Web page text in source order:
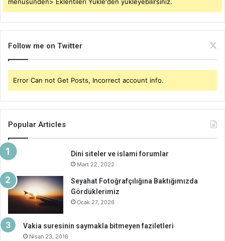
Follow me on Twitter
Error Can not Get Posts, Incorrect account info.
Popular Articles
Dini siteler ve islami forumlar
Mart 22, 2022
Seyahat Fotoğrafçılığına Baktığımızda
Gördüklerimiz
Ocak 27, 2026
Vakia suresinin saymakla bitmeyen faziletleri
Nisan 23, 2016